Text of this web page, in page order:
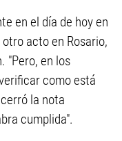
en el día de hoy en
acto en Rosario,
"Pero, en los
como está
la nota
cumplida".